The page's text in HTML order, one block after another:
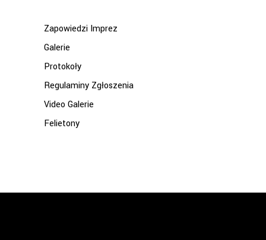
Zapowiedzi Imprez
Galerie
Protokoły
Regulaminy Zgłoszenia
Video Galerie
Felietony